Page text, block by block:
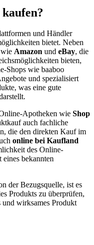
und Händler
bietet. Neben
Amazon und eBay, die
bieten,
Shops wie baaboo
und spezialisiert
was eine gute
Apotheken wie Shop
auch fachliche
die den direkten Kauf im
online bei Kaufland
des Online-
bekannten
der Bezugsquelle, ist es
Produkts zu überprüfen,
und wirksames Produkt